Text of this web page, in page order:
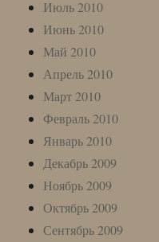
Июль 2010
Июнь 2010
Май 2010
Апрель 2010
Март 2010
Февраль 2010
Январь 2010
Декабрь 2009
Ноябрь 2009
Октябрь 2009
Сентябрь 2009